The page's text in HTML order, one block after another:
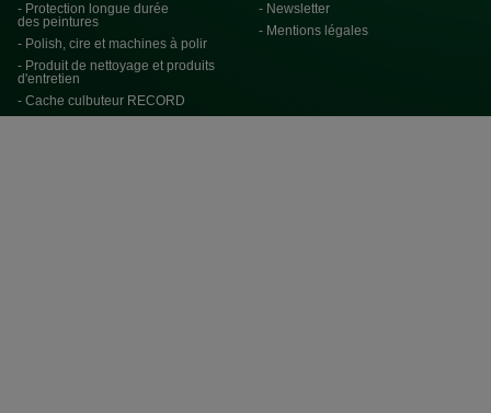
- Protection longue durée
des peintures
- Polish, cire et machines à polir
- Produit de nettoyage et produits
d'entretien
- Cache culbuteur RECORD
- Newsletter
- Mentions légales